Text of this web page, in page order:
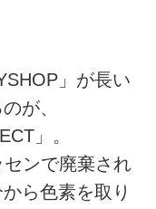
」が長い
が、
」。
センで廃棄され
ら色素を取り